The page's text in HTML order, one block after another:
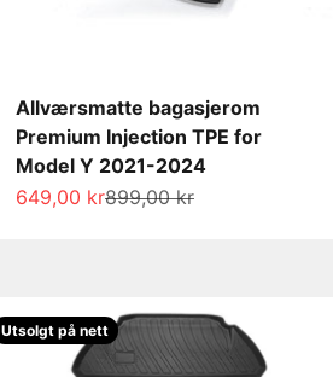
Allværsmatte bagasjerom
Premium Injection TPE for
Model Y 2021-2024
Salgspris
649,00 krNormalpris
899,00 kr
Utsolgt på nett